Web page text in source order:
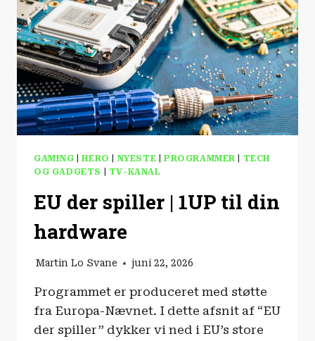
EU
GAMING |HERO NYESTE PROGRAMMER
TECH
OG GADGETS
TV-KANAL
EU der spiller | 1UP til din
hardware
Martin Lo Svane juni 22, 2026
Programmet er produceret med støtte
fra Europa-Nævnet. I dette afsnit af “EU
der spiller” dykker vi ned i EU’s store